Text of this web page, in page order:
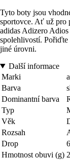
Tyto boty jsou
sportovce. Ať už pro
adidas Adizero
spolehlivostí. Pořiďte
jiné úrovni.
Další informace
Marki
Barva
Dominantní barva
Typ
Věk
Rozsah
Drop
Hmotnost obuvi (g)